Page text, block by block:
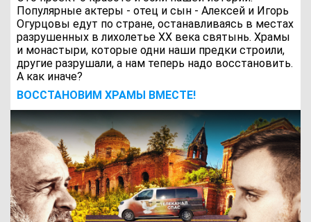
Популярные актеры - отец и сын - Алексей и Игорь
Огурцовы едут по стране, останавливаясь в местах
разрушенных в лихолетье ХХ века святынь. Храмы
и монастыри, которые одни наши предки строили,
другие разрушали, а нам теперь надо восстановить.
А как иначе?
ВОCСТАНОВИМ ХРАМЫ ВМЕСТЕ!